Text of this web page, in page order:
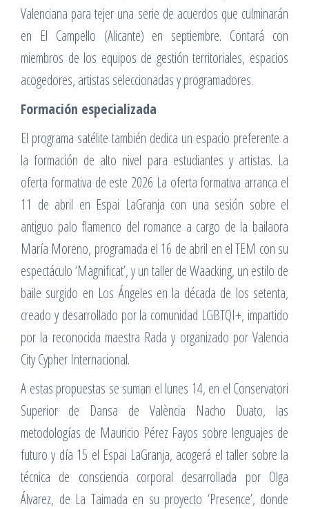
Valenciana para tejer una serie de acuerdos que culminarán
en El Campello (Alicante) en septiembre. Contará con
miembros de los equipos de gestión territoriales, espacios
acogedores, artistas seleccionadas y programadores.
Formación especializada
El programa satélite también dedica un espacio preferente a
la formación de alto nivel para estudiantes y artistas. La
oferta formativa de este 2026 La oferta formativa arranca el
11 de abril en Espai LaGranja con una sesión sobre el
antiguo palo flamenco del romance a cargo de la bailaora
María Moreno, programada el 16 de abril en el TEM con su
espectáculo ‘Magnificat’, y un taller de Waacking, un estilo de
baile surgido en Los Ángeles en la década de los setenta,
creado y desarrollado por la comunidad LGBTQI+, impartido
por la reconocida maestra Rada y organizado por Valencia
City Cypher Internacional.
A estas propuestas se suman el lunes 14, en el Conservatori
Superior de Dansa de València Nacho Duato, las
metodologías de Mauricio Pérez Fayos sobre lenguajes de
futuro y día 15 el Espai LaGranja, acogerá el taller sobre la
técnica de consciencia corporal desarrollada por Olga
Álvarez, de La Taimada en su proyecto ‘Presence’, donde